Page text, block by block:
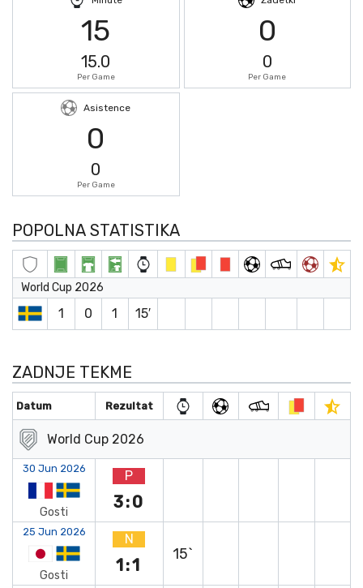
15
15.0
Per Game
0
0
Per Game
Asistence
0
0
Per Game
POPOLNA STATISTIKA
World Cup 2026
1 0 1 15′
ZADNJE TEKME
Datum Rezultat
World Cup 2026
30 Jun 2026
Gosti
P
3:0
25 Jun 2026
Gosti
N
1:1
15`